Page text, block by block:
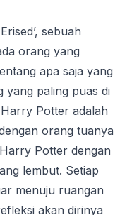
sebuah
orang yang
apa saja yang
yang paling puas di
Potter adalah
orang tuanya
Potter dengan
lembut. Setiap
menuju ruangan
akan dirinya